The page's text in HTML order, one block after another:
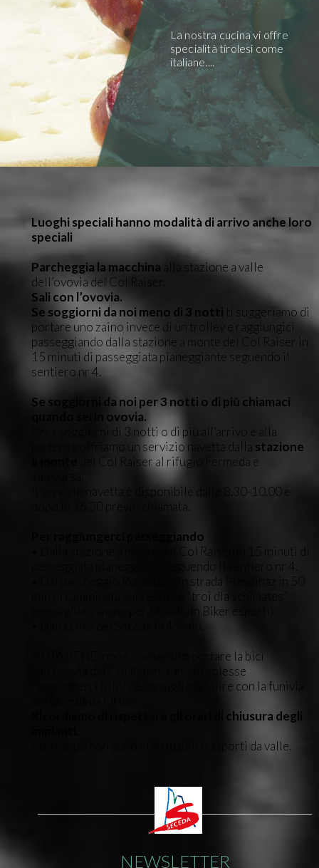
La nostra cucina vi offre
specialità tirolesi come
italiane....
Luoghi speciali hanno modalità di arrivo anche loro
speciali
Parcheggia la macchina alla stazione a valle
dell’ovovia del Col Raiser.
Sali con l’ovovia.
Se soggiorni da noi meno di 3 notti
ti suggeriamo di
portare uno zaino invece di un trolley e raggiungici
passeggiando dalla stazione a monte del Col Raiser in
15 minuti di passeggiata pianeggiante seguendo il
sentiero nr 4.
Se soggiorni da noi per 3 notti o di più chiamaci
quando sei in ovovia.
Per i soggiorni di 3 notti o di più all’arrivo e alla
partenza offriamo un servizio navetta dalla stazione
del Col Raiser al rifugio Fermeda e
Il servizio navetta è disponibile dalle 8.30-10.00 e
dopo le 16.30 previo chiamata.
Per raggiungerci passeggiando
• Dalla stazione a monte del Col Raiser in 15 minuti di
passeggiata pianeggiante seguendo il sentiero nr 4.
• Dal parcheggio Runcaudie in strada Plesdinaz in 50
min di camminata sul sentiero “troi dla schirlates”
(consigliato anche per Mountain Biker esperti).
NOTA BENE: non è consentito portare la bici
sull’ovovia del Col Raiser. Per chi volesse
raggiungerci in bici è consigliato salire con la funivia
Ricordiamo di rispettare gli orari di chiusura degli
Purtroppo non sono effettuabili trasporti da valle.
NEWSLETTER